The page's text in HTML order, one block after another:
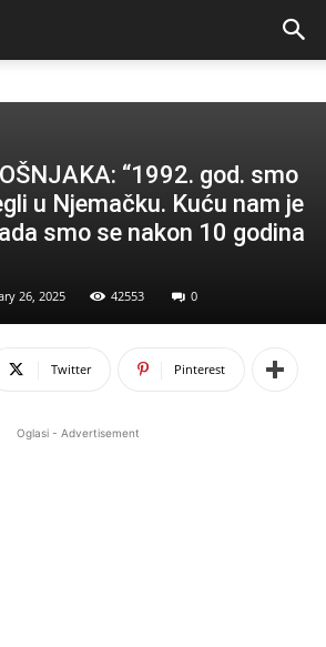
“1992. god. smo
u Njemačku. Kuću nam je
smo se nakon 10 godina
26, 2025 42553 0
Twitter Pinterest
Oglasi - Advertisement